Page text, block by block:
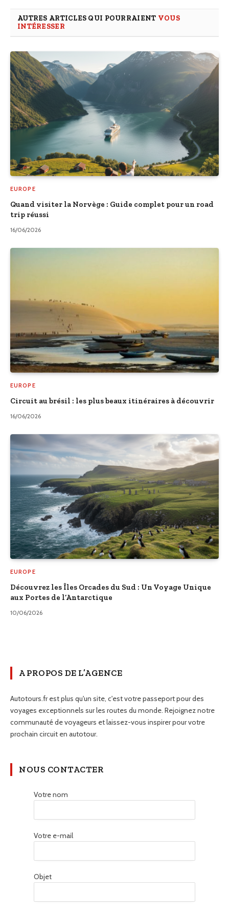
AUTRES ARTICLES QUI POURRAIENT VOUS
INTÉRESSER
EUROPE
Quand visiter la Norvège : Guide complet pour un road
trip réussi
16/06/2026
EUROPE
Circuit au brésil : les plus beaux itinéraires à découvrir
16/06/2026
EUROPE
Découvrez les Îles Orcades du Sud : Un Voyage Unique
aux Portes de l’Antarctique
10/06/2026
A PROPOS DE L’AGENCE
Autotours.fr est plus qu'un site, c'est votre passeport pour des
voyages exceptionnels sur les routes du monde. Rejoignez notre
communauté de voyageurs et laissez-vous inspirer pour votre
prochain circuit en autotour.
NOUS CONTACTER
Votre nom
Votre e-mail
Objet